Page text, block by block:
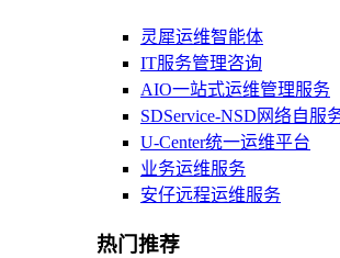
灵犀运维智能体
IT服务管理咨询
AIO一站式运维管理服务
SDService-NSD网络自服
U-Center统一运维平台
业务运维服务
安仔远程运维服务
热门推荐